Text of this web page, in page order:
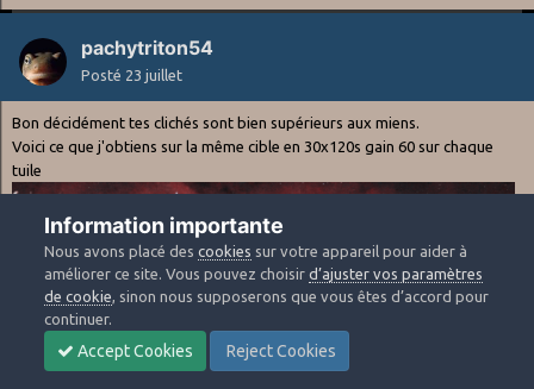
pachytriton54
Posté 23 juillet
Bon décidément tes clichés sont bien supérieurs aux miens.
Voici ce que j'obtiens sur la même cible en 30x120s gain 60 sur chaque
tuile
Information importante
Nous avons placé descookies sur votre appareil pour aider à
améliorer ce site. Vous pouvez choisird’ajuster vos paramètres
de cookie, sinon nous supposerons que vous êtes d’accord pour
continuer.
Accept Cookies Reject Cookies